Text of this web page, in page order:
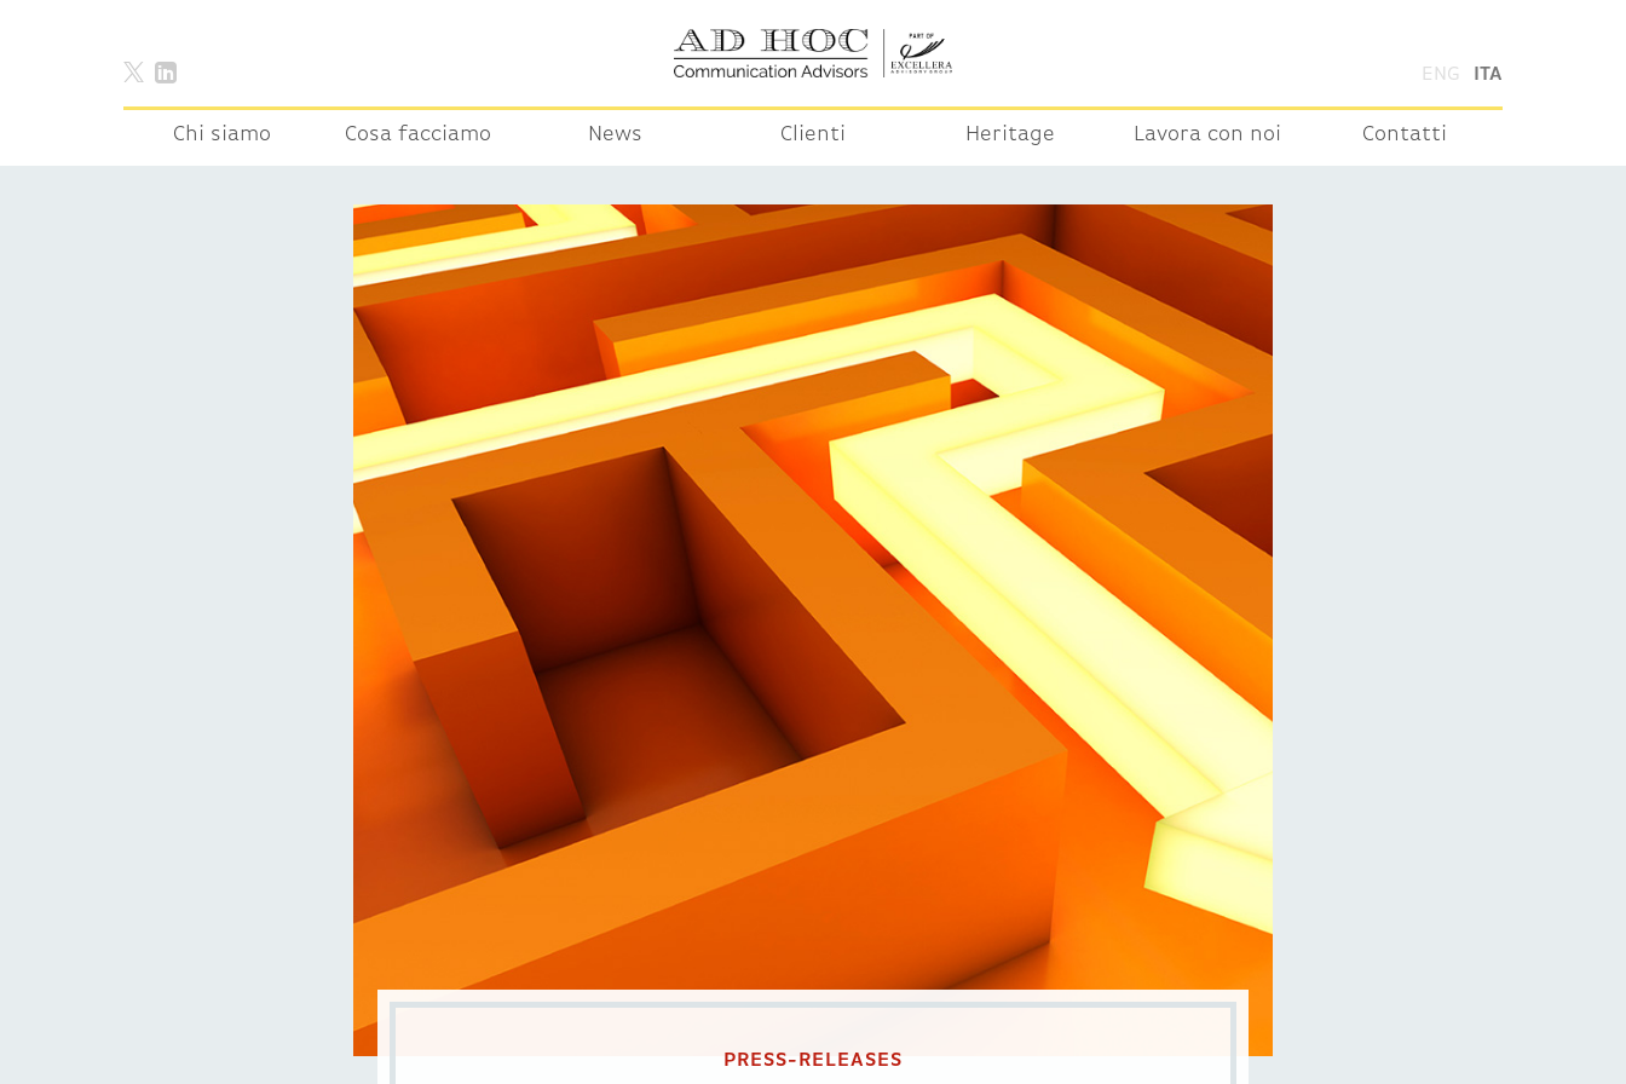
ENG ITA
Chi siamo Cosa facciamo News Clienti Heritage Lavora con noi Contatti
PRESS-RELEASES